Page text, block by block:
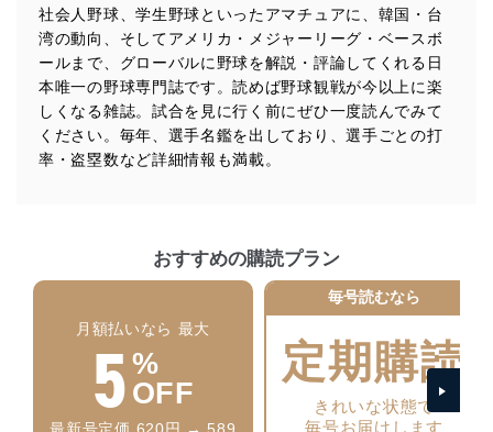
当社は、個人情報に関連する法令、国が定める指針及び
その他の規範を遵守します。また、当社の管理の仕組み
に、これらの法令及びその他の規範を常に適合させま
す。
個人情報の安全管理措置
アクセス制御
個人データを取り扱うことのできる機器及び当該
機器を取り扱う従業者を明確化し、 個人データへ
の不要なアクセスを防止しています。
アクセス者の識別と認証
機器に標準装備されているユーザー制御機能（ユ
ーザーアカウント制御）により、個人情報データ
社会人野球、学生野球といったアマチュアに、韓国・台
湾の動向、そしてアメリカ・メジャーリーグ・ベースボ
ールまで、グローバルに野球を解説・評論してくれる日
本唯一の野球専門誌です。読めば野球観戦が今以上に楽
しくなる雑誌。試合を見に行く前にぜひ一度読んでみて
ください。毎年、選手名鑑を出しており、選手ごとの打
率・盗塁数など詳細情報も満載。
おすすめの購読プラン
月額払いなら 最大
5 %
OFF
最新号定価 620円 → 589
毎号読むなら
定期購読
きれいな状態で
毎号お届けします